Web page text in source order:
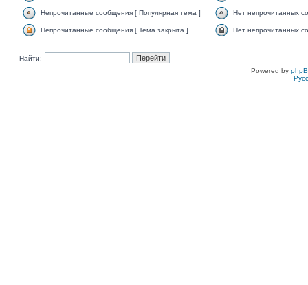
Непрочитанные сообщения [ Популярная тема ] Нет непрочитанных
Непрочитанные сообщения [ Тема закрыта ] Нет непрочитанных
Найти:
Powered by